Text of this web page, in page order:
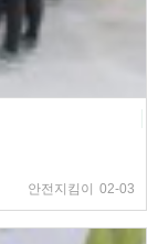
안전지킴이 02-03